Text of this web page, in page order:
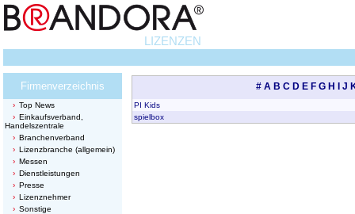
LIZENZEN
Firmenverzeichnis
Top News
Einkaufsverband,
Handelszentrale
Branchenverband
Lizenzbranche (allgemein)
Messen
Dienstleistungen
Presse
Lizenznehmer
Sonstige
# A B C D E F G H J
PI Kids
spielbox